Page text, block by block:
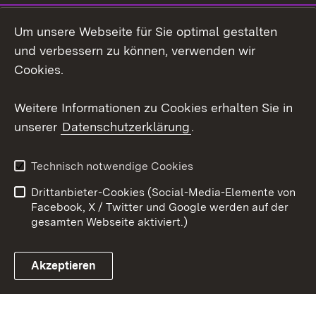
Facebook
Link zum Landesportal
Barrierefreiheit
Kontakt
Cookies
Um unsere Webseite für Sie optimal gestalten
und verbessern zu können, verwenden wir
Cookies.
Weitere Informationen zu Cookies erhalten Sie in
unserer Datenschutzerklärung.
Technisch notwendige Cookies
Drittanbieter-Cookies (Social-Media-Elemente von
Facebook, X / Twitter und Google werden auf der
gesamten Webseite aktiviert.)
Akzeptieren